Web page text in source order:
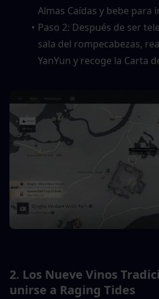
Almas Caídas y bebe para
Paso 2: Después de ser
sala del rompecabezas,
YanYun y recoge la Carta
2. Los Nueve Vinos
unirse a Raging Tides